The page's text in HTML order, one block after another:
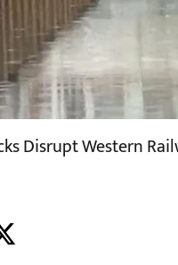
Disrupt Western